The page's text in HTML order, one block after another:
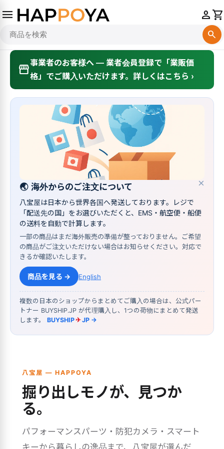
menu
search
personshopping_cart
storefront事業者のお客様へ — 業者会員登録で「業販価
格」でご購入いただけます。詳しくはこちら ›
×
🌏 海外からのご注文について
八宝屋は日本から世界各国へ発送しております。レジで
「配送先の国」をお選びいただくと、EMS・航空便・船便
の送料を自動で計算します。
一部の商品はまだ海外販売の準備が整っておりません。ご希望
の商品がご注文いただけない場合はお知らせください。対応で
きるか確認いたします。
商品を見る → English
複数の日本のショップからまとめてご購入の場合は、公式パー
トナー BUYSHIP.JP が代理購入し、1つの荷物にまとめて発送
します。 BUYSHIP✈JP →
八宝屋 — HAPPOYA
掘り出しモノが、見つか
る。
パフォーマンスパーツ・防犯カメラ・スマート
キーから暮らしの逸品まで、八宝屋が選んだ